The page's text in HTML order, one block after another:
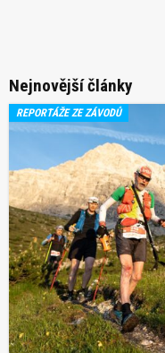
Nejnovější články
REPORTÁŽE ZE ZÁVODŮ